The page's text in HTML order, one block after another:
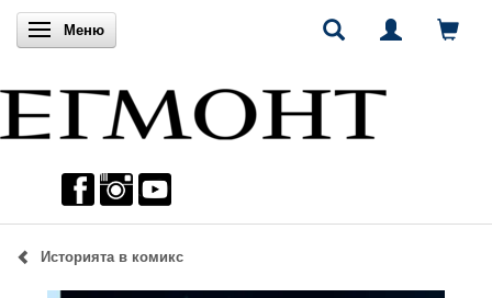
Включи навигацията
Меню
Историята в комикс